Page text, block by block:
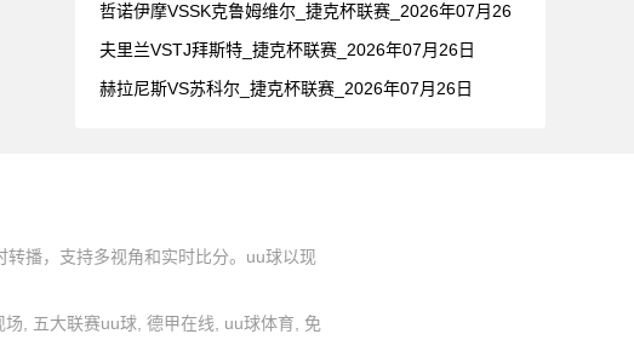
哲诺伊摩VSSK克鲁姆维尔_捷克杯联赛_2026年07月26
夫里兰VSTJ拜斯特_捷克杯联赛_2026年07月26日
赫拉尼斯VS苏科尔_捷克杯联赛_2026年07月26日
播，支持多视角和实时比分。uu球以现
, 五大联赛uu球, 德甲在线, uu球体育, 免